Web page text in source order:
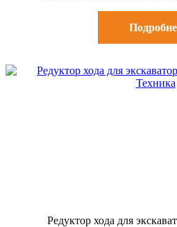
Редуктор хода для